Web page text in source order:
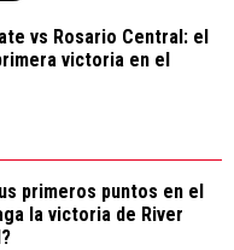
vs Rosario Central: el
victoria en el
primeros puntos en el
la victoria de River